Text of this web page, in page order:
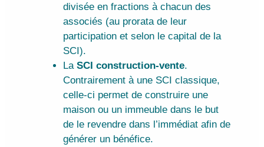
divisée en fractions à chacun des
associés (au prorata de leur
participation et selon le capital de la
SCI).
LaSCI construction-vente.
Contrairement à une SCI classique,
celle-ci permet de construire une
maison ou un immeuble dans le but
de le revendre dans l’immédiat afin de
générer un bénéfice.